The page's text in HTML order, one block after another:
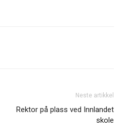
Neste artikkel
Rektor på plass ved Innlandet
skole